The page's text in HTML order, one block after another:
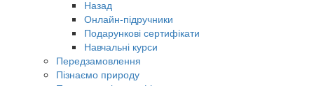
Назад
Онлайн-підручники
Подарункові сертифікати
Навчальні курси
Передзамовлення
Пізнаємо природу